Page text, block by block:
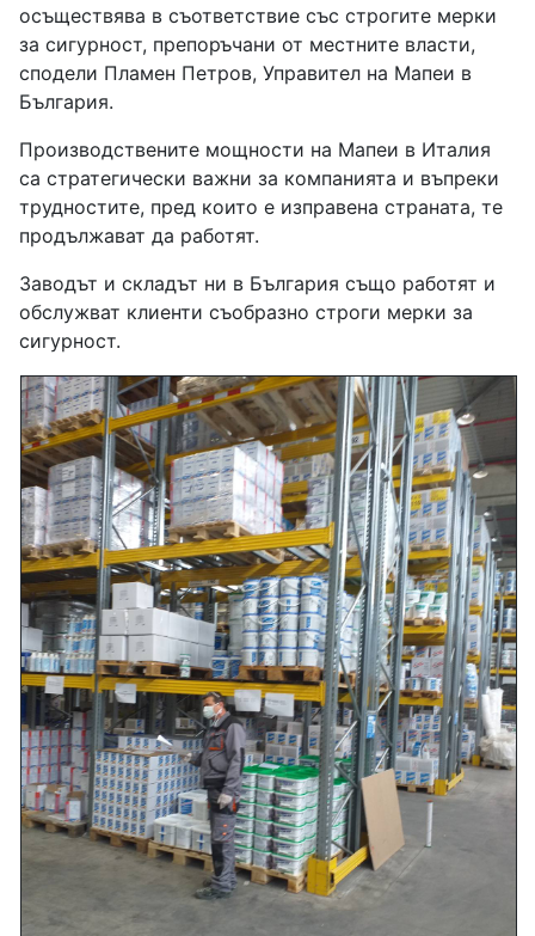
осъществява в съответствие със строгите мерки
за сигурност, препоръчани от местните власти,
сподели Пламен Петров, Управител на Мапеи в
България.
Производствените мощности на Мапеи в Италия
са стратегически важни за компанията и въпреки
трудностите, пред които е изправена страната, те
продължават да работят.
Заводът и складът ни в България също работят и
обслужват клиенти съобразно строги мерки за
сигурност.